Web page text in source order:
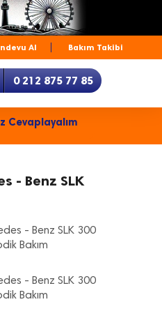
Al Bakım Takibi
0 212 875 77 85
Cevaplayalım
- Benz SLK
- Benz SLK 300
Bakım
- Benz SLK 300
Bakım